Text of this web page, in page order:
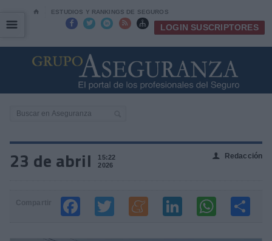
⌂ ESTUDIOS Y RANKINGS DE SEGUROS
     LOGIN SUSCRIPTORES
☰
☰
23 de abril
15:22
2026
👤 Redacción